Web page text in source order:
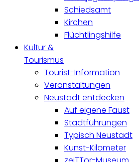
Schiedsamt
Kirchen
Flüchtlingshilfe
Kultur &
Tourismus
Tourist-Information
Veranstaltungen
Neustadt entdecken
Auf eigene Faust
Stadtführungen
Typisch Neustadt
Kunst-Kilometer